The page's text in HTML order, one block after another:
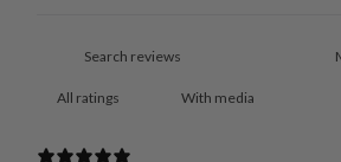
With media